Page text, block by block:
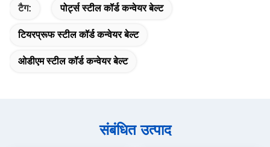
टैग: पोर्ट्स स्टील कॉर्ड कन्वेयर बेल्ट
टियरप्रूफ स्टील कॉर्ड कन्वेयर बेल्ट
ओडीएम स्टील कॉर्ड कन्वेयर बेल्ट
संबंधित उत्पाद